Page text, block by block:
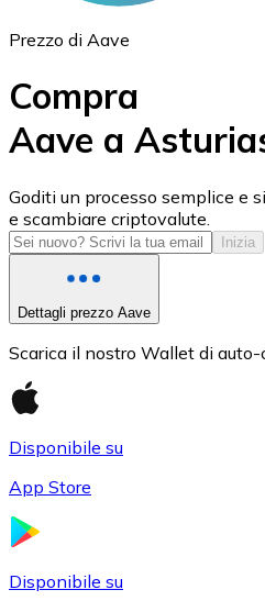
USD Coin
USDC
Prezzo di Aave
Compra
Aave a
Goditi un processo semplice e
e scambiare criptovalute.
Inizia
Dettagli prezzo Aave
Scarica il nostro Wallet di auto-
Disponibile su
App Store
Disponibile su